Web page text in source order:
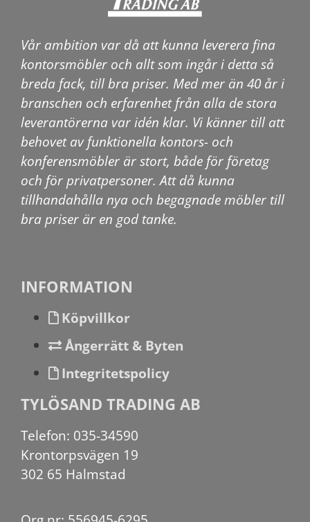
Vår ambition var då att kunna leverera fina
kontorsmöbler och allt som ingår i detta så
breda fack, till bra priser. Med mer än 40 år i
branschen och erfarenhet från alla de stora
leverantörerna var idén klar. Vi känner till att
behovet av funktionella kontors- och
konferensmöbler är stort, både för företag
och för privatpersoner. Att då kunna
tillhandahålla nya och begagnade möbler till
bra priser är en god tanke.
INFORMATION
Köpvillkor
Ångerrätt & Byten
Integritetspolicy
TYLÖSAND TRADING AB
Telefon: 035-34590
Krontorpsvägen 19
302 65 Halmstad